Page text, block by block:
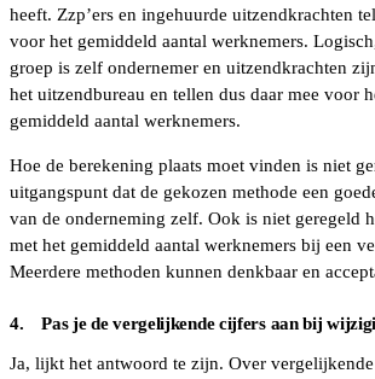
heeft. Zzp’ers en ingehuurde uitzendkrachten
voor het gemiddeld aantal werknemers.
groep is zelf ondernemer en uitzendkrachten
het uitzendbureau en tellen dus daar mee voor
gemiddeld aantal werknemers.
Hoe de berekening plaats moet vinden is niet
uitgangspunt dat de gekozen methode een
van de onderneming zelf. Ook is niet geregeld
met het gemiddeld aantal werknemers bij een
Meerdere methoden kunnen denkbaar en
4. Pas je de vergelijkende cijfers aan bij
Ja, lijkt het antwoord te zijn. Over